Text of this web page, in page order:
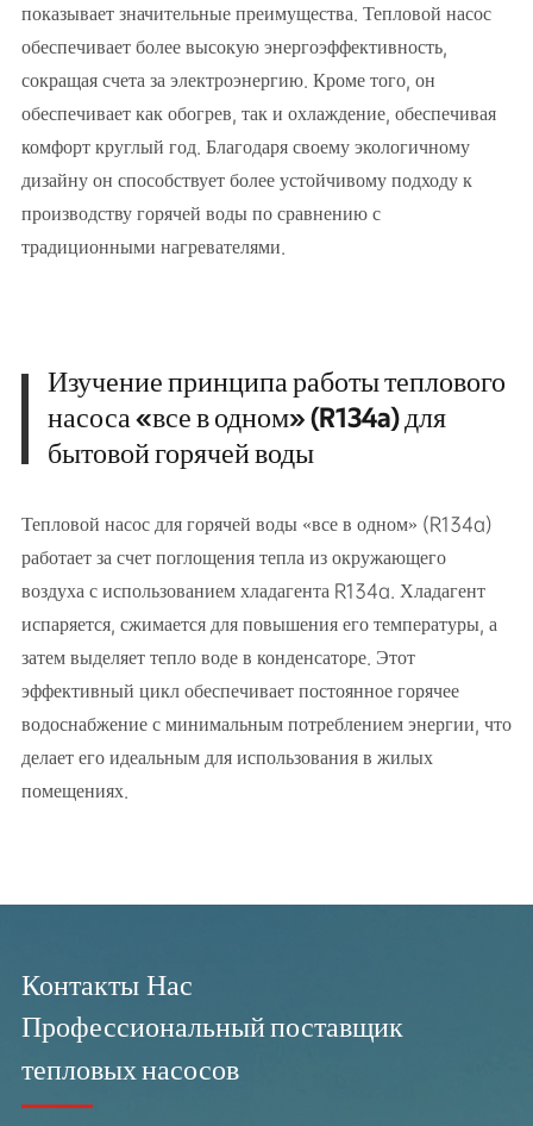
показывает значительные преимущества. Тепловой насос
обеспечивает более высокую энергоэффективность,
сокращая счета за электроэнергию. Кроме того, он
обеспечивает как обогрев, так и охлаждение, обеспечивая
комфорт круглый год. Благодаря своему экологичному
дизайну он способствует более устойчивому подходу к
производству горячей воды по сравнению с
традиционными нагревателями.
Изучение принципа работы теплового
насоса «все в одном» (R134a) для
бытовой горячей воды
Тепловой насос для горячей воды «все в одном» (R134a)
работает за счет поглощения тепла из окружающего
воздуха с использованием хладагента R134a. Хладагент
испаряется, сжимается для повышения его температуры, а
затем выделяет тепло воде в конденсаторе. Этот
эффективный цикл обеспечивает постоянное горячее
водоснабжение с минимальным потреблением энергии, что
делает его идеальным для использования в жилых
помещениях.
Контакты Нас
Профессиональный поставщик
тепловых насосов